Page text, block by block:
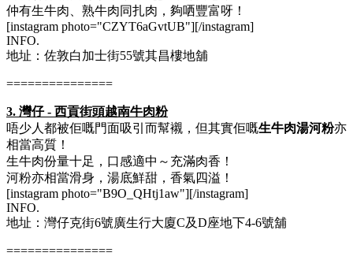
仲有生牛肉、熟牛肉同扎肉，夠哂豐富呀！
[instagram photo="CZYT6aGvtUB"][/instagram]
INFO.
地址：佐敦白加士街55號其昌樓地舖
===============
3. 灣仔 - 西貢街頭越南牛肉粉
唔少人都被佢嘅門面吸引而幫襯，但其實佢嘅生牛肉湯河粉亦
相當高質！
生牛肉份量十足，口感適中～充滿肉香！
河粉亦相當滑身，湯底鮮甜，香氣四溢！
[instagram photo="B9O_QHtj1aw"][/instagram]
INFO.
地址：灣仔克街6號廣生行大廈C及D座地下4-6號舖
===============